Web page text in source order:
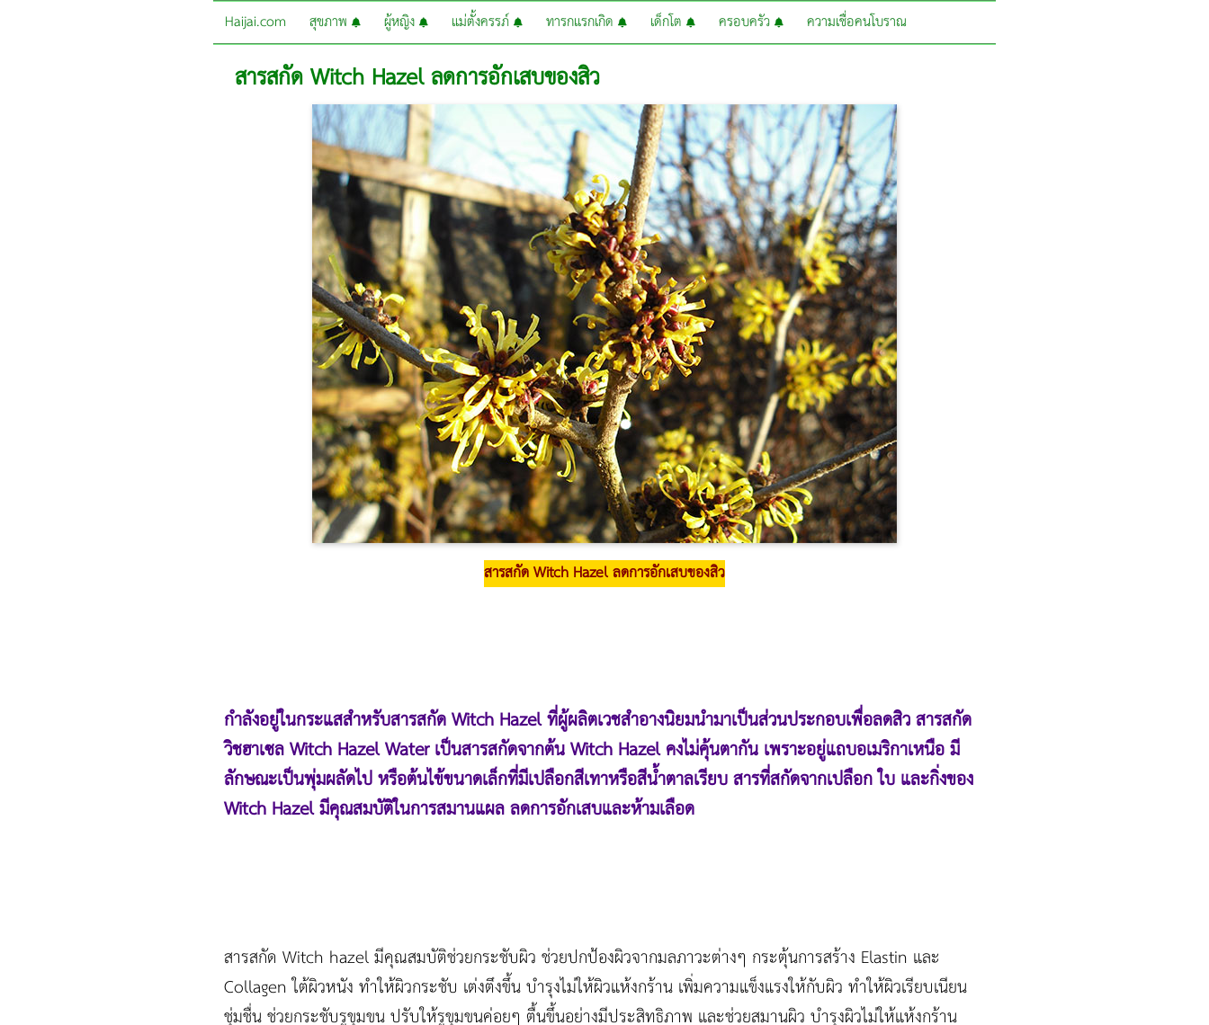
Haijai.com สุขภาพ ผู้หญิง แม่ตั้งครรภ์ ทารกแรกเกิด เด็กโต ครอบครัว ความเชื่อคนโบราณ
สารสกัด Witch Hazel ลดการอักเสบของสิว
สารสกัด Witch Hazel ลดการอักเสบของสิว
กำลังอยู่ในกระแสสำหรับสารสกัดWitch Hazel ที่ผู้ผลิตเวชสำอางนิยมนำมาเป็นส่วนประกอบเพื่อลดสิว สารสกัด
วิชฮาเซล Witch Hazel Water เป็นสารสกัดจากต้น Witch Hazel คงไม่คุ้นตากัน เพราะอยู่แถบอเมริกาเหนือ มี
ลักษณะเป็นพุ่มผลัดไป หรือต้นไข้ขนาดเล็กที่มีเปลือกสีเทาหรือสีน้ำตาลเรียบ สารที่สกัดจากเปลือก ใบ และกิ่งของ
Witch Hazel มีคุณสมบัติในการสมานแผล ลดการอักเสบและห้ามเลือด
สารสกัด Witch hazel มีคุณสมบัติช่วยกระชับผิว ช่วยปกป้องผิวจากมลภาวะต่างๆ กระตุ้นการสร้าง Elastin และ
Collagen ใต้ผิวหนัง ทำให้ผิวกระชับ เต่งตึงขึ้น บำรุงไม่ให้ผิวแห้งกร้าน เพิ่มความแข็งแรงให้กับผิว ทำให้ผิวเรียบเนียน
ชุ่มชื่น ช่วยกระชับรูขุมขน ปรับให้รูขุมขนค่อยๆ ตื้นขึ้นอย่างมีประสิทธิภาพ และช่วยสมานผิว บำรุงผิวไม่ให้แห้งกร้าน